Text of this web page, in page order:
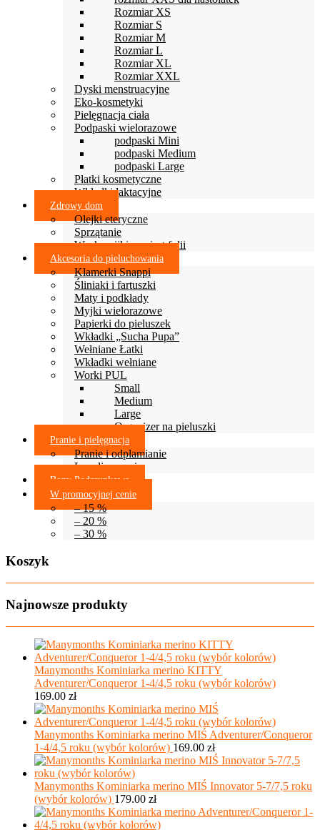
Rozmiar XS
Rozmiar S
Rozmiar M
Rozmiar L
Rozmiar XL
Rozmiar XXL
Dyski menstruacyjne
Eko-kosmetyki
Pielęgnacja ciała
Podpaski wielorazowe
podpaski Mini
podpaski Medium
podpaski Large
Płatki kosmetyczne
Wkładki laktacyjne
Zdrowy dom
Olejki eteryczne
Sprzątanie
Woskowijki zamiast folii
Akcesoria do pieluchowania
Klamerki Snappi
Śliniaki i fartuszki
Maty i podkłady
Myjki wielorazowe
Papierki do pieluszek
Wkładki „Sucha Pupa”
Wełniane Łatki
Wkładki wełniane
Worki PUL
Small
Medium
Large
Organizer na pieluszki
Pranie i pielęgnacja
Pranie i odplamianie
Lanolinowanie
Bony Podarunkowe
W promocyjnej cenie
– 15 %
– 20 %
– 30 %
Koszyk
Najnowsze produkty
Manymonths Kominiarka merino KITTY
Adventurer/Conqueror 1-4/4,5 roku (wybór kolorów)
169.00 zł
Manymonths Kominiarka merino MIŚ Adventurer/Conqueror
1-4/4,5 roku (wybór kolorów) 169.00 zł
Manymonths Kominiarka merino MIŚ Innovator 5-7/7,5 roku
(wybór kolorów) 179.00 zł